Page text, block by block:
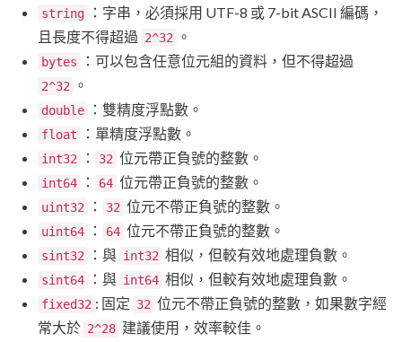
string
：字串，必須採用 UTF-8 或 7-bit ASCII 編碼，
且長度不得超過 2^32 。
bytes ：可以包含任意位元組的資料，但不得超過
2^32 。
double ：雙精度浮點數。
float ：單精度浮點數。
int32 ： 32 位元帶正負號的整數。
int64 ： 64 位元帶正負號的整數。
uint32 ： 32 位元不帶正負號的整數。
uint64 ： 64 位元不帶正負號的整數。
sint32 ：與 int32 相似，但較有效地處理負數。
sint64 ：與 int64 相似，但較有效地處理負數。
fixed32 : 固定 32 位元不帶正負號的整數，如果數字經
常大於 2^28 建議使用，效率較佳。